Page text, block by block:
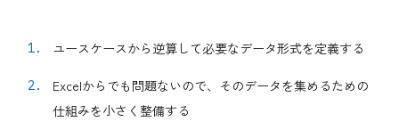
ユースケースから逆算して必要なデータ形式を定義する
Excelからでも問題ないので、そのデータを集めるための
仕組みを小さく整備する